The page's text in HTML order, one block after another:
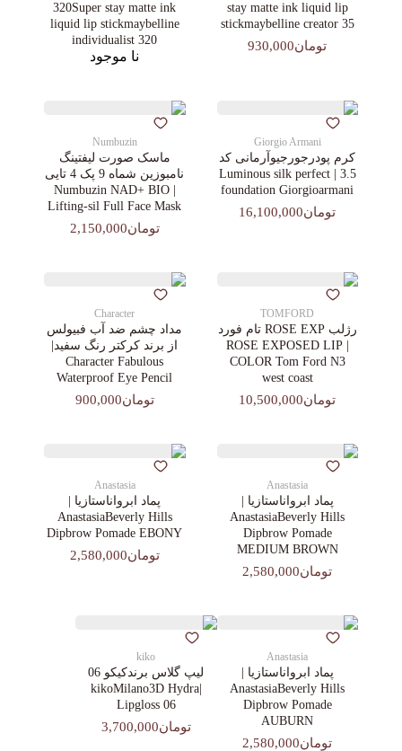
stay matte ink liquid lip
stickmaybelline creator 35
تومان930,000
320Super stay matte ink
liquid lip stickmaybelline
individualist 320
نا موجود
Giorgio Armani
کرم پودرجورجیوآرمانی کد
3.5 | Luminous silk perfect
foundation Giorgioarmani
تومان16,100,000
Numbuzin
ماسک صورت لیفتینگ
نامبوزین شماه 9 پک 4 تایی
| Numbuzin NAD+ BIO
Lifting-sil Full Face Mask
تومان2,150,000
TOMFORD
رژلب ROSE EXP تام فورد
| ROSE EXPOSED LIP
COLOR Tom Ford N3
west coast
تومان10,500,000
Character
مداد چشم ضد آب فبیولس
از برند کرکتر رنگ سفید|
Character Fabulous
Waterproof Eye Pencil
تومان900,000
Anastasia
پماد ابرواناستازیا |
AnastasiaBeverly Hills
Dipbrow Pomade
MEDIUM BROWN
تومان2,580,000
Anastasia
پماد ابرواناستازیا |
AnastasiaBeverly Hills
Dipbrow Pomade EBONY
تومان2,580,000
Anastasia
پماد ابرواناستازیا |
AnastasiaBeverly Hills
Dipbrow Pomade
AUBURN
تومان2,580,000
kiko
لیپ گلاس‌ برندکیکو 06
|kikoMilano3D Hydra
Lipgloss 06
تومان3,700,000